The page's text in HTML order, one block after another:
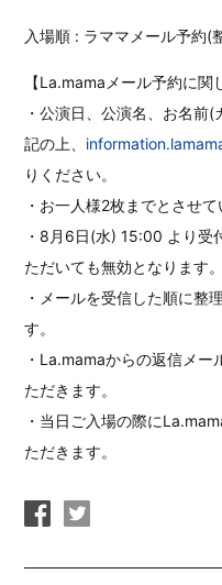
入場順 : ラママメール予約
【La.mamaメール予約に関
・公演日、公演名、お名前
記の上、
りください。
・お一人様2枚までとさせて
・8月6日(水) 15:00 より受
ただいても無効となります
・メールを受信した順に整
す。
・La.mamaからの返信メ
ただきます。
・当日ご入場の際に
ただきます。